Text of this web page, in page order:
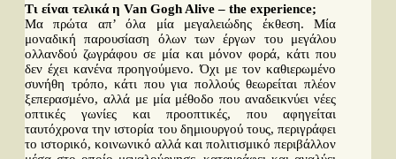
Τι είναι τελικά η Van Gogh Alive – the experience;
Μα πρώτα απ’ όλα μία μεγαλειώδης έκθεση. Μία
μοναδική παρουσίαση όλων των έργων του μεγάλου
ολλανδού ζωγράφου σε μία και μόνον φορά, κάτι που
δεν έχει κανένα προηγούμενο. Όχι με τον καθιερωμένο
συνήθη τρόπο, κάτι που για πολλούς θεωρείται πλέον
ξεπερασμένο, αλλά με μία μέθοδο που αναδεικνύει νέες
οπτικές γωνίες και προοπτικές, που αφηγείται
ταυτόχρονα την ιστορία του δημιουργού τους, περιγράφει
το ιστορικό, κοινωνικό αλλά και πολιτισμικό περιβάλλον